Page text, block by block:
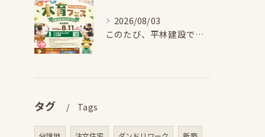
2026/08/03
このたび、平林建設では、お子さまが木とふれあい・木について学...
タグ Tags